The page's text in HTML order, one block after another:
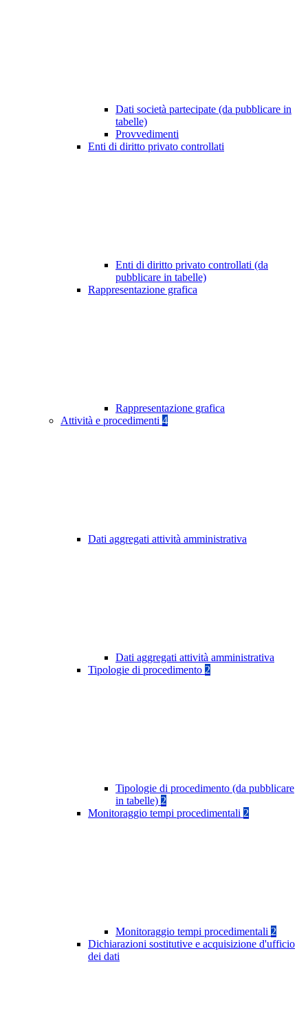
Dati società partecipate (da pubblicare in
tabelle)
Provvedimenti
Enti di diritto privato controllati
Enti di diritto privato controllati (da
pubblicare in tabelle)
Rappresentazione grafica
Rappresentazione grafica
Attività e procedimenti 4
Dati aggregati attività amministrativa
Dati aggregati attività amministrativa
Tipologie di procedimento 2
Tipologie di procedimento (da pubblicare
in tabelle) 2
Monitoraggio tempi procedimentali 2
Monitoraggio tempi procedimentali 2
Dichiarazioni sostitutive e acquisizione d'ufficio
dei dati